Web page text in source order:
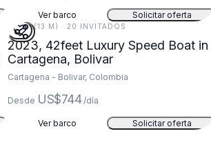
Ver barco Solicitar oferta
42 FT (13 M) · 20 INVITADOS
2023, 42feet Luxury Speed Boat in
Cartagena, Bolivar
Cartagena - Bolivar, Colombia
Desde US$744 /día
Ver barco
Solicitar oferta